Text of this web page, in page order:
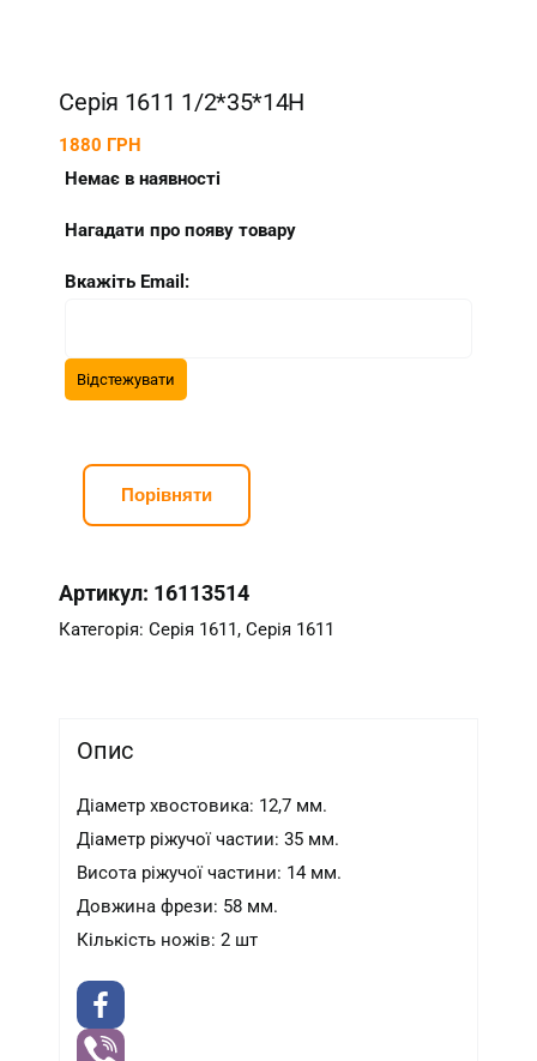
Серія 1611 1/2*35*14H
1880 ГРН
Немає в наявності
Нагадати про появу товару
Вкажіть Email:
Порівняти
Артикул: 16113514
Категорія:Серія 1611,Серія 1611
Опис
Діаметр хвостовика: 12,7 мм.
Діаметр ріжучої частии: 35 мм.
Висота ріжучої частини: 14 мм.
Довжина фрези: 58 мм.
Кількість ножів: 2 шт